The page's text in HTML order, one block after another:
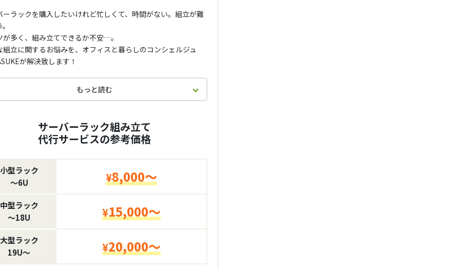
ーラックを購入したいけれど忙しくて、時間がない。組立が難
が多く、組み立てできるか不安…。
組立に関するお悩みを、オフィスと暮らしのコンシェルジュ
が解決致します！
もっと読む
サーバーラック組み立て
代行サービスの参考価格
小型ラック
〜6U
¥8,000～
中型ラック
〜18U
¥15,000～
大型ラック
19U〜
¥20,000～